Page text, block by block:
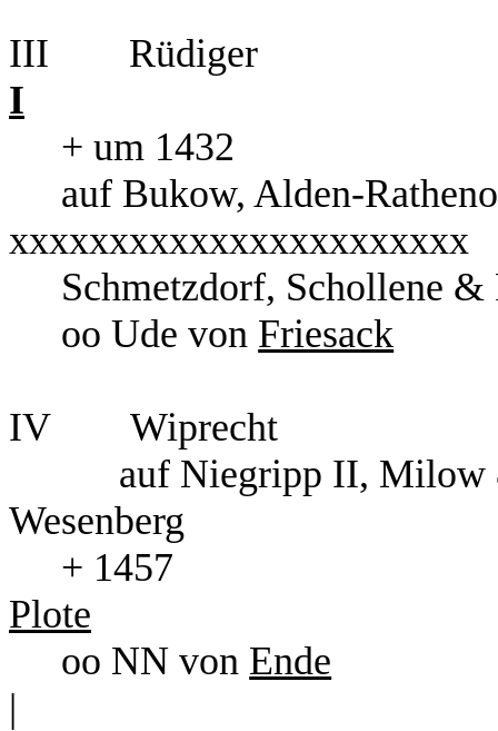
III
I
+ um 1432
auf Bukow,
xxxxxxxxxxxxxxxxxxxxxxx
Schmetzdorf, Schollene &
oo Ude von Friesack
IV
auf Niegripp II,
Wesenberg
+ 1457
Plote
oo NN von Ende
|